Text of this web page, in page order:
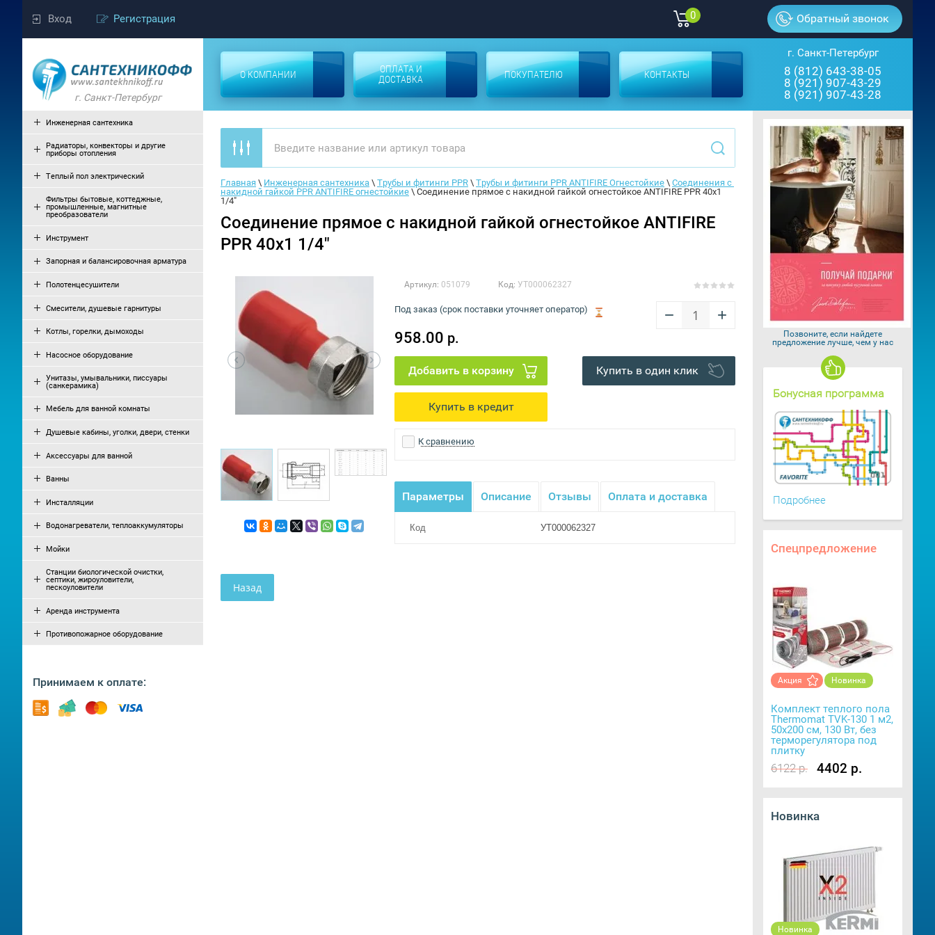
Вход Регистрация 0 Обратный звонок
г. Санкт-Петербург
О КОМПАНИИ
ОПЛАТА И
ДОСТАВКА
ПОКУПАТЕЛЮ КОНТАКТЫ
г. Санкт-Петербург
8 (812) 643-38-05
8 (921) 907-43-29
8 (921) 907-43-28
Инженерная сантехника
Радиаторы, конвекторы и другие
приборы отопления
Теплый пол электрический
Фильтры бытовые, коттеджные,
промышленные, магнитные
преобразователи
Инструмент
Запорная и балансировочная арматура
Полотенцесушители
Смесители, душевые гарнитуры
Котлы, горелки, дымоходы
Насосное оборудование
Унитазы, умывальники, писсуары
(санкерамика)
Мебель для ванной комнаты
Душевые кабины, уголки, двери, стенки
Аксессуары для ванной
Ванны
Инсталляции
Водонагреватели, теплоаккумуляторы
Мойки
Станции биологической очистки,
септики, жироуловители,
пескоуловители
Аренда инструмента
Противопожарное оборудование
Принимаем к оплате:
Позвоните, если найдете
предложение лучше, чем у нас
Бонусная программа
Подробнее
Спецпредложение
Акция Новинка
Комплект теплого пола
Thermomat TVK-130 1 м2,
50х200 см, 130 Вт, без
терморегулятора под
плитку
6122 р. 4402 р.
Новинка
Новинка
Главная \ Инженерная сантехника \ Трубы и фитинги PPR \ Трубы и фитинги PPR ANTIFIRE Огнестойкие \ Соединения с
накидной гайкой PPR ANTIFIRE огнестойкие \ Соединение прямое с накидной гайкой огнестойкое ANTIFIRE PPR 40x1
1/4"
Соединение прямое с накидной гайкой огнестойкое ANTIFIRE
PPR 40x1 1/4"
Артикул: 051079 Код: УТ000062327
Под заказ (срок поставки уточняет оператор)
958.00 р.
− +
Купить в один клик
К сравнению
Параметры Описание Отзывы Оплата и доставка
Код УТ000062327
Назад